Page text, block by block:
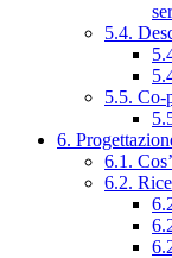
5.4.
5.5. Co-
6.
6.1.
6.2.